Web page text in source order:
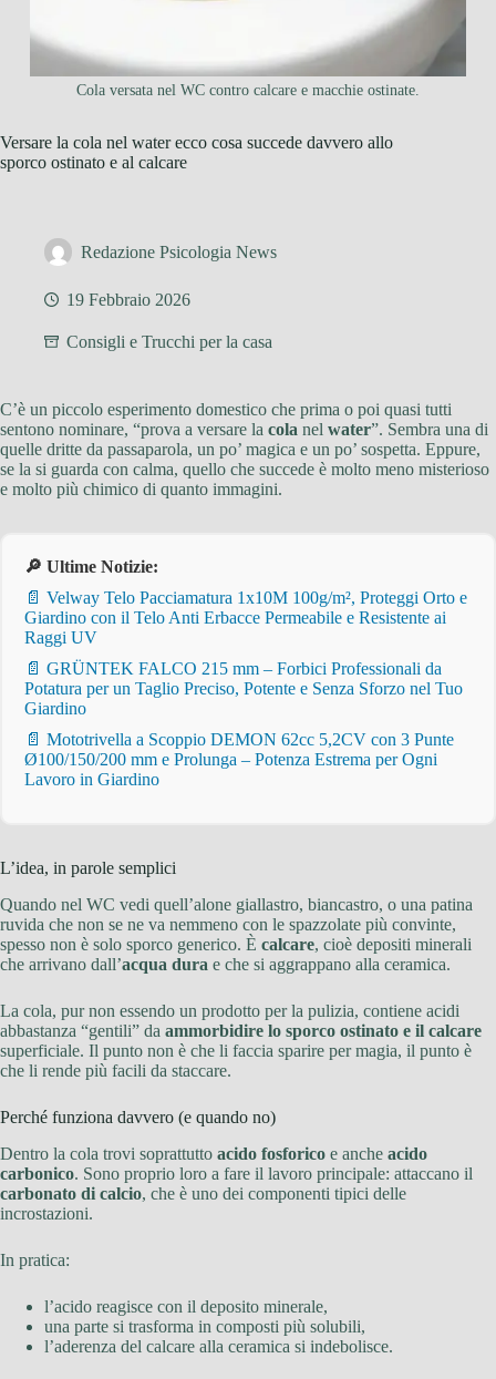
Cola versata nel WC contro calcare e macchie ostinate.
Versare la cola nel water ecco cosa succede davvero allo
sporco ostinato e al calcare
Redazione Psicologia News
19 Febbraio 2026
Consigli e Trucchi per la casa
C’è un piccolo esperimento domestico che prima o poi quasi tutti
sentono nominare, “prova a versare la cola nel water”. Sembra una di
quelle dritte da passaparola, un po’ magica e un po’ sospetta. Eppure,
se la si guarda con calma, quello che succede è molto meno misterioso
e molto più chimico di quanto immagini.
🔎 Ultime Notizie:
📄 Velway Telo Pacciamatura 1x10M 100g/m², Proteggi Orto e
Giardino con il Telo Anti Erbacce Permeabile e Resistente ai
Raggi UV
📄 GRÜNTEK FALCO 215 mm – Forbici Professionali da
Potatura per un Taglio Preciso, Potente e Senza Sforzo nel Tuo
Giardino
📄 Mototrivella a Scoppio DEMON 62cc 5,2CV con 3 Punte
Ø100/150/200 mm e Prolunga – Potenza Estrema per Ogni
Lavoro in Giardino
L’idea, in parole semplici
Quando nel WC vedi quell’alone giallastro, biancastro, o una patina
ruvida che non se ne va nemmeno con le spazzolate più convinte,
spesso non è solo sporco generico. È calcare, cioè depositi minerali
che arrivano dall’acqua dura e che si aggrappano alla ceramica.
La cola, pur non essendo un prodotto per la pulizia, contiene acidi
abbastanza “gentili” da ammorbidire lo sporco ostinato e il calcare
superficiale. Il punto non è che li faccia sparire per magia, il punto è
che li rende più facili da staccare.
Perché funziona davvero (e quando no)
Dentro la cola trovi soprattutto acido fosforico e anche acido
carbonico. Sono proprio loro a fare il lavoro principale: attaccano il
carbonato di calcio, che è uno dei componenti tipici delle
incrostazioni.
In pratica:
l’acido reagisce con il deposito minerale,
una parte si trasforma in composti più solubili,
l’aderenza del calcare alla ceramica si indebolisce.